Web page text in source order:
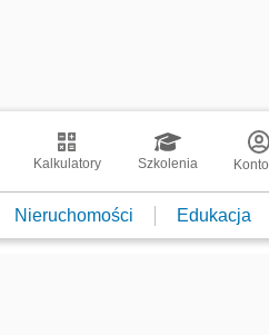
Kalkulatory Szkolenia Konto
Nieruchomości Edukacja